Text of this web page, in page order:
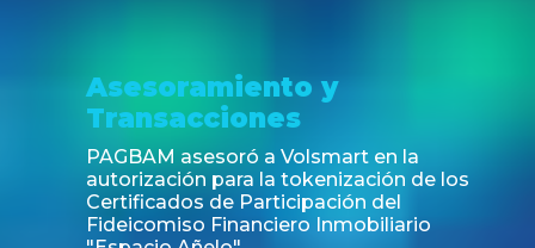
de los
Noticia
Fin de la obligación de
laborales en la Ciudad de